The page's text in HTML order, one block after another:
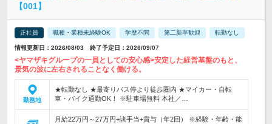
【001】
正社員 職種・業種未経験OK 学歴不問 第二新卒歓迎 転勤なし
情報更新日：2026/08/03 終了予定日：2026/09/07
<ヤマザキグループの一員としての安心感>安定した経営基盤のもと、
景気の波に左右されることなく働ける。
勤務地
★転勤なし ★最寄りバス停より徒歩圏内 ★マイカー・自転
車・バイク通勤OK！ ※駐車場無料 本社／…
月給22万円～27万円+諸手当+賞与（年2回） ※経験・年齢・能